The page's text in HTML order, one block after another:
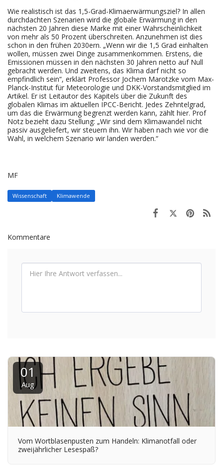
Wie realistisch ist das 1,5-Grad-Klimaerwärmungsziel? In allen
durchdachten Szenarien wird die globale Erwärmung in den
nächsten 20 Jahren diese Marke mit einer Wahrscheinlichkeit
von mehr als 50 Prozent überschreiten. Anzunehmen ist dies
schon in den frühen 2030ern. „Wenn wir die 1,5 Grad einhalten
wollen, müssen zwei Dinge zusammenkommen. Erstens, die
Emissionen müssen in den nächsten 30 Jahren netto auf Null
gebracht werden. Und zweitens, das Klima darf nicht so
empfindlich sein“, erklärt Professor Jochem Marotzke vom Max-
Planck-Institut für Meteorologie und DKK-Vorstandsmitglied im
Artikel. Er ist Leitautor des Kapitels über die Zukunft des
globalen Klimas im aktuellen IPCC-Bericht. Jedes Zehntelgrad,
um das die Erwärmung begrenzt werden kann, zählt hier. Prof
Notz bezieht dazu Stellung: „Wir sind dem Klimawandel nicht
passiv ausgeliefert, wir steuern ihn. Wir haben nach wie vor die
Wahl, in welchem Szenario wir landen werden.“
MF
Wissenschaft Klimawende
Kommentare
01
Aug
Vom Wortblasenpusten zum Handeln: Klimanotfall oder
zweijährlicher Lesespaß?